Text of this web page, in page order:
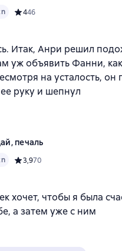
Средний рейтинг 4 на основе
446
Итак, Анри решил
уж объявить Фанни,
на усталость, он
руку и шепнул
печаль
Средний рейтинг 3,9 на
3,970
хочет, чтобы я была
а затем уже с ним